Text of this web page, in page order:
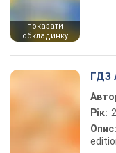
показати
обкладинку
ГДЗ
Рік:
Опис: